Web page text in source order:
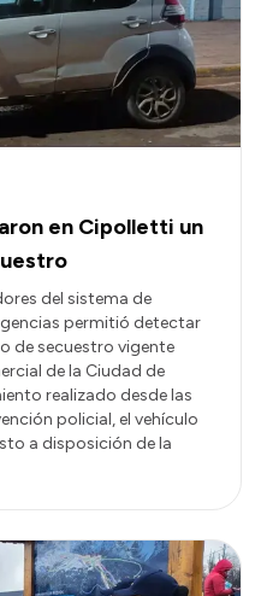
en Cipolletti un
del sistema de
permitió detectar
de secuestro vigente
de la Ciudad de
realizado desde las
policial, el vehículo
a disposición de la